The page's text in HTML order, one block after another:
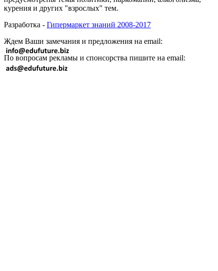
курения и других "взрослых" тем.
Разработка - Гипермаркет знаний 2008-2017
Ждем Ваши замечания и предложения на email:
По вопросам рекламы и спонсорства пишите на email: